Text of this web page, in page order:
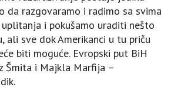
da razgovaramo i radimo sa svima
i pokušamo uraditi nešto
ali sve dok Amerikanci u tu priču
biti moguće. Evropski put BiH
Šmita i Majkla Marfija –